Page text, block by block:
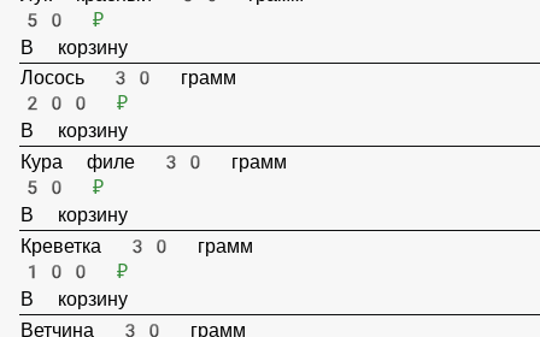
Моцарелла 30 грамм
50 ₽
В корзину
Маслины 30 грамм
50 ₽
В корзину
Лук красный 30 грамм
50 ₽
В корзину